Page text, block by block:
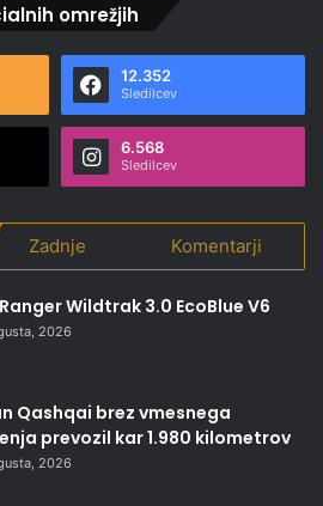
omrežjih
12.352
Sledilcev
6.568
Sledilcev
Zadnje Komentarji
Wildtrak 3.0 EcoBlue V6
2026
Qashqai brez vmesnega
prevozil kar 1.980 kilometrov
2026